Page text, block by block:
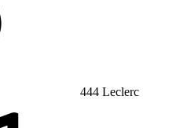
444 Leclerc